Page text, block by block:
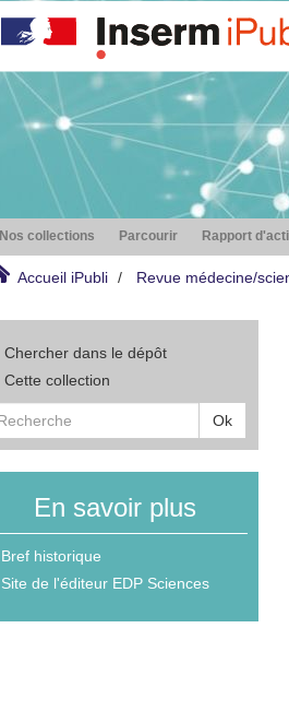
Nos collections Parcourir Rapport
Accueil iPubli Revue médecine/
Chercher dans le dépôt
Cette collection
Ok
En savoir plus
Bref historique
Site de l'éditeur EDP Sciences